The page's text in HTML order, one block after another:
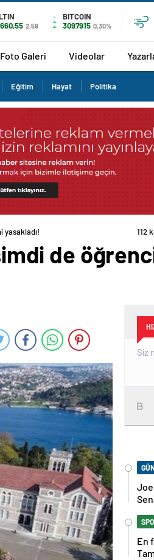
2,59
BITCOIN
3097915 0,30%
Foto Galeri Videolar
Eğitim Hayat Politika
112
de
Joe
En